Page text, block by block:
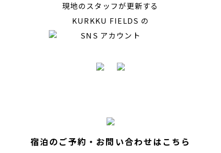
現地のスタッフが更新する
KURKKU FIELDS の
SNS アカウント
宿泊のご予約・お問い合わせはこちら